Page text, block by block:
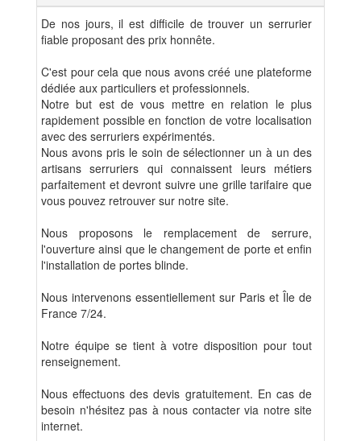
De nos jours, il est difficile de trouver un serrurier
fiable proposant des prix honnête.
C'est pour cela que nous avons créé une plateforme
dédiée aux particuliers et professionnels.
Notre but est de vous mettre en relation le plus
rapidement possible en fonction de votre localisation
avec des serruriers expérimentés.
Nous avons pris le soin de sélectionner un à un des
artisans serruriers qui connaissent leurs métiers
parfaitement et devront suivre une grille tarifaire que
vous pouvez retrouver sur notre site.
Nous proposons le remplacement de serrure,
l'ouverture ainsi que le changement de porte et enfin
l'installation de portes blinde.
Nous intervenons essentiellement sur Paris et Île de
France 7/24.
Notre équipe se tient à votre disposition pour tout
renseignement.
Nous effectuons des devis gratuitement. En cas de
besoin n'hésitez pas à nous contacter via notre site
internet.